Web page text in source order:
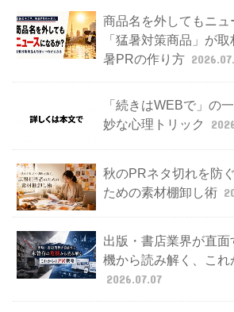
商品名を外してもニュ
「猛暑対策商品」が
暑PRの作り方
「続きはWEBで」の
妙な心理トリック
秋のPRネタ切れを防
ための素材棚卸し術
出版・書店業界が直
機から読み解く、こ
2026.07.07